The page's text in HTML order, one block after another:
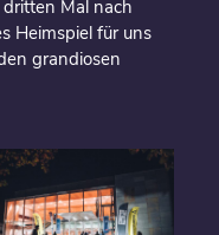
Mal nach
Heimspiel für uns
grandiosen